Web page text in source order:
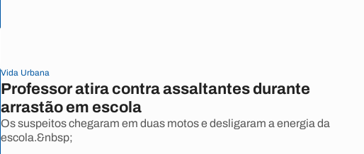
Vida Urbana
Professor atira contra assaltantes durante
arrastão em escola
Os suspeitos chegaram em duas motos e desligaram a energia da
escola.&nbsp;